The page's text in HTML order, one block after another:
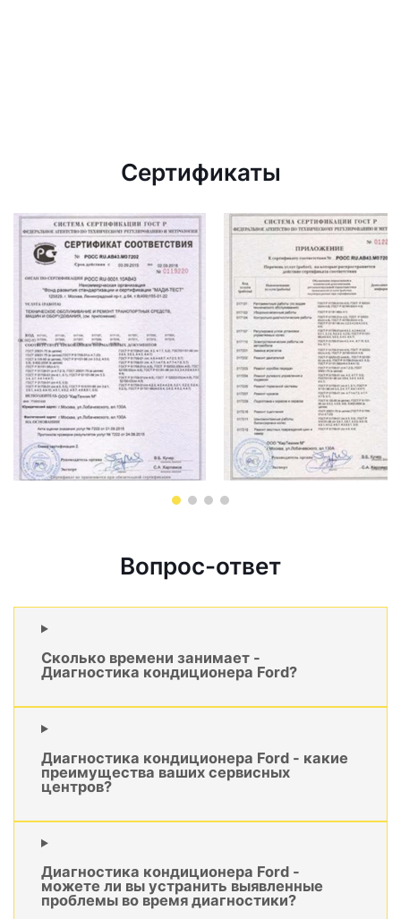
Сертификаты
Вопрос-ответ
Сколько времени занимает -
Диагностика кондиционера Ford?
Диагностика кондиционера Ford - какие
преимущества ваших сервисных
центров?
Диагностика кондиционера Ford -
можете ли вы устранить выявленные
проблемы во время диагностики?